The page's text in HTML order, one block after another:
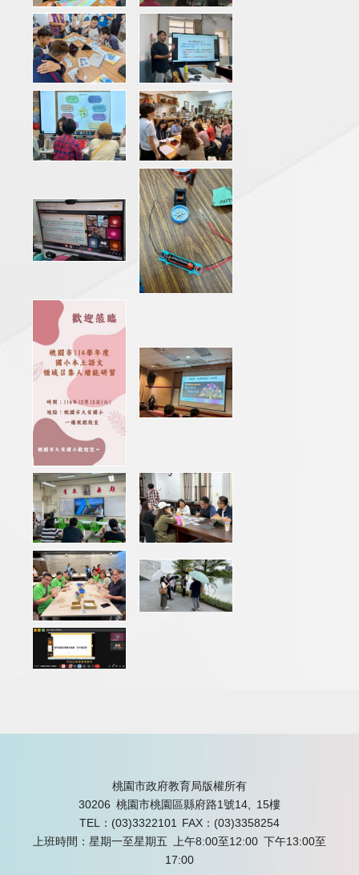
桃園市政府教育局版權所有
30206 桃園市桃園區縣府路1號14, 15樓
TEL：(03)3322101
FAX：(03)3358254
上班時間：星期一至星期五 上午8:00至12:00 下午13:00至
17:00